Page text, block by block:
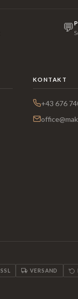
💬
KONTAKT
+43 676
SSL VERSAND